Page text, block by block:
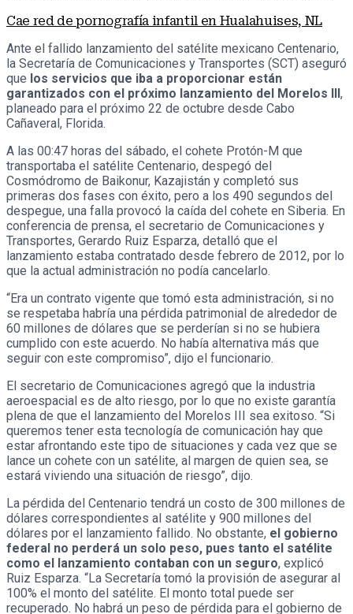
Cae red de pornografía infantil en Hualahuises, NL
Ante el fallido lanzamiento del satélite mexicano Centenario,
la Secretaría de Comunicaciones y Transportes (SCT) aseguró
que los servicios que iba a proporcionar están
garantizados con el próximo lanzamiento del Morelos III,
planeado para el próximo 22 de octubre desde Cabo
Cañaveral, Florida.
A las 00:47 horas del sábado, el cohete Protón-M que
transportaba el satélite Centenario, despegó del
Cosmódromo de Baikonur, Kazajistán y completó sus
primeras dos fases con éxito, pero a los 490 segundos del
despegue, una falla provocó la caída del cohete en Siberia. En
conferencia de prensa, el secretario de Comunicaciones y
Transportes, Gerardo Ruiz Esparza, detalló que el
lanzamiento estaba contratado desde febrero de 2012, por lo
que la actual administración no podía cancelarlo.
“Era un contrato vigente que tomó esta administración, si no
se respetaba habría una pérdida patrimonial de alrededor de
60 millones de dólares que se perderían si no se hubiera
cumplido con este acuerdo. No había alternativa más que
seguir con este compromiso”, dijo el funcionario.
El secretario de Comunicaciones agregó que la industria
aeroespacial es de alto riesgo, por lo que no existe garantía
plena de que el lanzamiento del Morelos III sea exitoso. “Si
queremos tener esta tecnología de comunicación hay que
estar afrontando este tipo de situaciones y cada vez que se
lance un cohete con un satélite, al margen de quien sea, se
estará viviendo una situación de riesgo”, dijo.
La pérdida del Centenario tendrá un costo de 300 millones de
dólares correspondientes al satélite y 900 millones del
dólares por el lanzamiento fallido. No obstante, el gobierno
federal no perderá un solo peso, pues tanto el satélite
como el lanzamiento contaban con un seguro, explicó
Ruiz Esparza. “La Secretaría tomó la provisión de asegurar al
100% el monto del satélite. El monto total puede ser
recuperado. No habrá un peso de pérdida para el gobierno de